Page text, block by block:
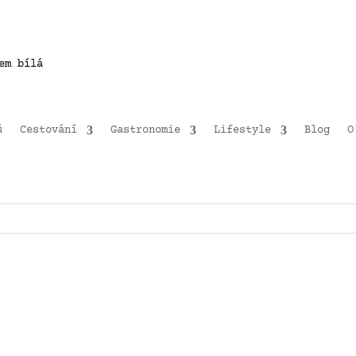
Cestování Gastronomie Lifestyle Blog